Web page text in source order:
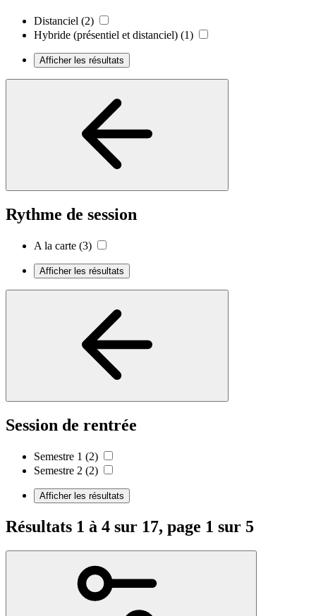
Distanciel (2)
Hybride (présentiel et distanciel) (1)
Afficher les résultats
Rythme de session
A la carte (3)
Afficher les résultats
Session de rentrée
Semestre 1 (2)
Semestre 2 (2)
Afficher les résultats
Résultats 1 à 4 sur 17, page 1 sur 5